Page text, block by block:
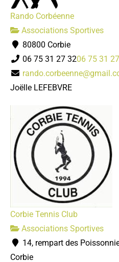
Rando Corbéenne
Associations Sportives
80800 Corbie
06 75 31 27 3206 75 31
Joëlle LEFEBVRE
Corbie Tennis Club
Associations Sportives
14, rempart des
Corbie